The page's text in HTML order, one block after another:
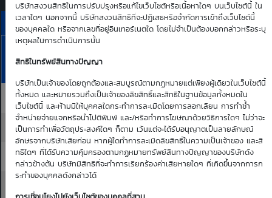
บริษัทสงวนสิทธิในการปรับปรุงหรือแก้ไขเว็บไซต์หรือเนื้อหาใดๆ บนเว็บไซต์นี้ ใน
เวลาใดๆ นอกจากนี้ บริษัทสงวนสิทธิที่จะปฏิเสธหรือจำกัดการเข้าถึงเว็บไซต์นี้
ของบุคคลใด หรือจากเลขที่อยู่อินเทอร์เนตใด โดยไม่จำเป็นต้องบอกกล่าวหรือระบุ
เหตุผลในการดำเนินการนั้น
สิทธิในทรัพย์สินทางปัญญา
บริษัทเป็นเจ้าของโดยถูกต้องและสมบูรณ์ตามกฏหมายแต่เพียงผู้เดียวในเว็บไซต์นี้
ทั้งหมด และหมายรวมถึงเป็นเจ้าของลิขสิทธิ์และสิทธิในฐานข้อมูลทั้งหมดใน
เว็บไซต์นี้ และห้ามมิให้บุคคลใดกระทำการละเมิดโดยการลอกเลียน การทำซ้ำ
จำหน่ายจ่ายแจกหรือนำไปตีพิมพ์ และ/หรือทำการโฆษณาด้วยวิธีการใดๆ ไม่ว่าจะ
เป็นการทำเพื่อวัตถุประสงค์ใดๆ ก็ตาม เว้นแต่จะได้รับอนุญาตเป็นลายลักษณ์
อักษรจากบริษัทเสียก่อน หากผู้ใดทำการละเมิดลิขสิทธิ์ในความเป็นเจ้าของ และสิ
ทธิใดๆ ที่ได้รับความคุ้มครองตามกฏหมายทรัพย์สินทางปัญญาของบริษัทดัง
กล่าวข้างต้น บริษัทมีสิทธิที่จะทำการเรียกร้องค่าเสียหายใดๆ ที่เกิดขึ้นจากการก
ระทำของบุคคลดังกล่าวได้
ราคาเสนอซื้อคืนเบื้องต้นของ KTB01C2611A
Bid | Offer
10
Aug
26
42.25 42.50 0.33 0.32 0.32 0.32 0.31
42.50 42.75 0.34 0.34 0.33 0.33 0.32
42.75 43.00 0.35 0.35 0.34 0.34 0.34